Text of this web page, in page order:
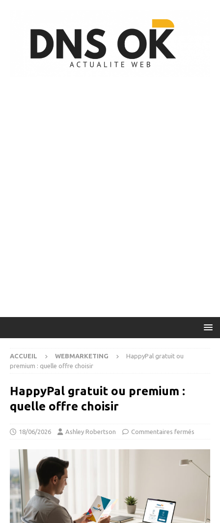
ACCUEIL WEBMARKETING
HappyPal gratuit ou
premium : quelle offre choisir
HappyPal gratuit ou premium :
quelle offre choisir
18/06/2026 Ashley Robertson Commentaires fermés